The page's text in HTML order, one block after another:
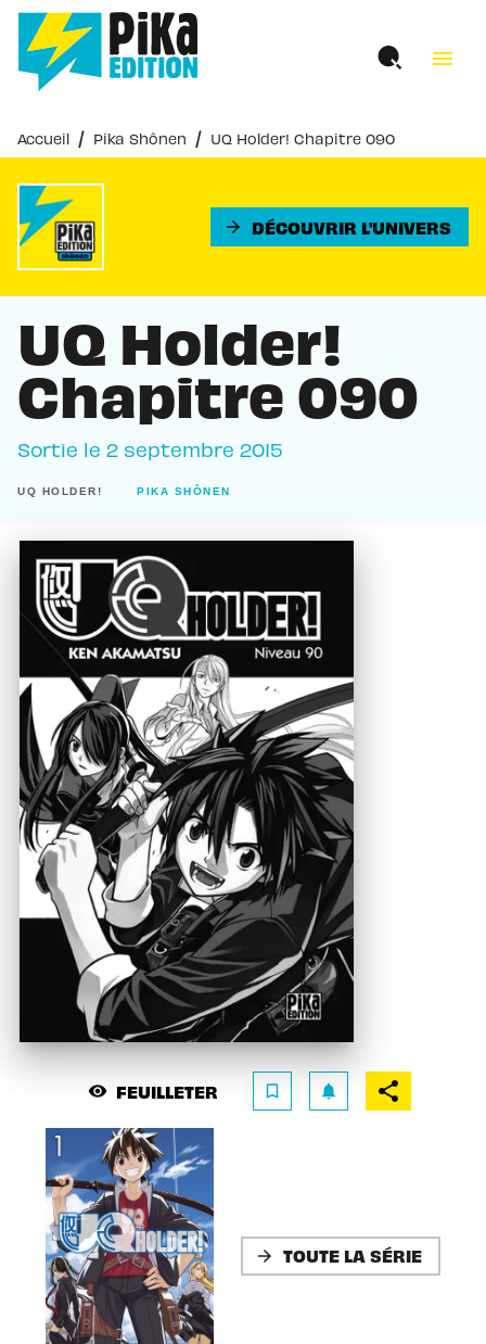
MENU RECHERCHE
PIED DE PAGE
menu
Accueil / Pika Shônen / UQ Holder! Chapitre 090
arrow_forward DÉCOUVRIR L'UNIVERS
UQ Holder!
Chapitre 090
Sortie le 2 septembre 2015
UQ HOLDER! PIKA SHÔNEN
visibility FEUILLETER bookmark_border notifications
arrow_forward TOUTE LA SÉRIE